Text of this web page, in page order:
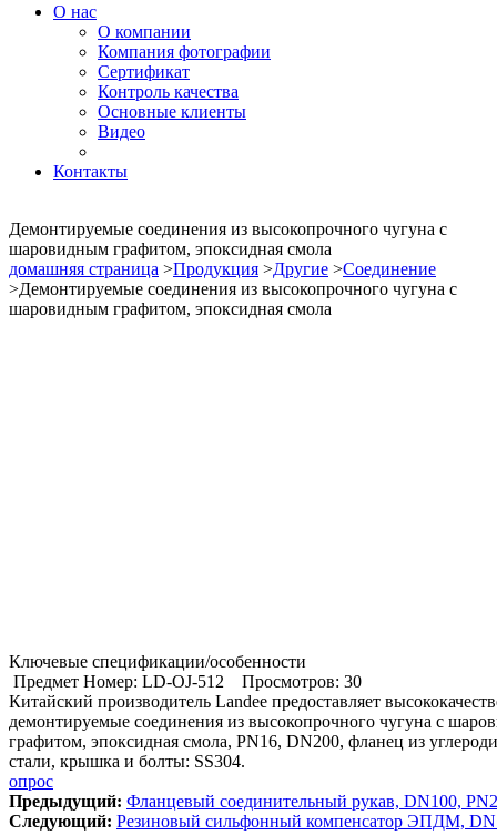
О нас
О компании
Компания фотографии
Сертификат
Контроль качества
Основные клиенты
Видео
Контакты
Демонтируемые соединения из высокопрочного чугуна с
шаровидным графитом, эпоксидная смола
домашняя страница >Продукция >Другие >Соединение
>Демонтируемые соединения из высокопрочного чугуна с
шаровидным графитом, эпоксидная смола
Ключевые спецификации/особенности
Предмет Номер: LD-OJ-512
Просмотров: 30
Китайский производитель Landee предоставляет
демонтируемые соединения из высокопрочного чугуна с
графитом, эпоксидная смола, PN16, DN200, фланец из
стали, крышка и болты: SS304.
опрос
Предыдущий: Фланцевый соединительный рукав, DN100,
Cледующий: Резиновый сильфонный компенсатор ЭПДМ, DN